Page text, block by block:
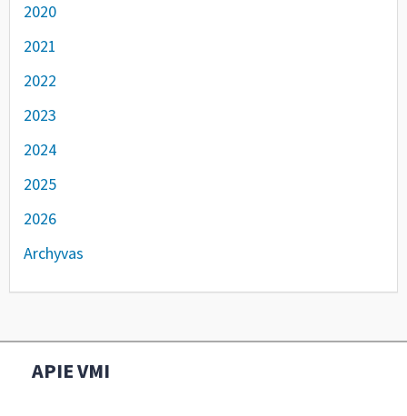
2020
2021
2022
2023
2024
2025
2026
Archyvas
APIE VMI